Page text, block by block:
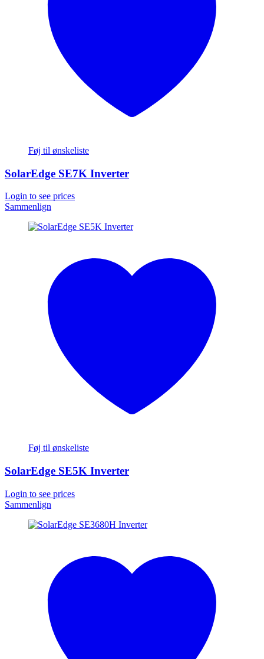
Føj til ønskeliste
SolarEdge SE7K Inverter
Login to see prices
Sammenlign
Føj til ønskeliste
SolarEdge SE5K Inverter
Login to see prices
Sammenlign